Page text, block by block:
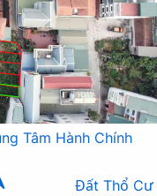
Tâm Hành Chính
Đất Thổ Cư